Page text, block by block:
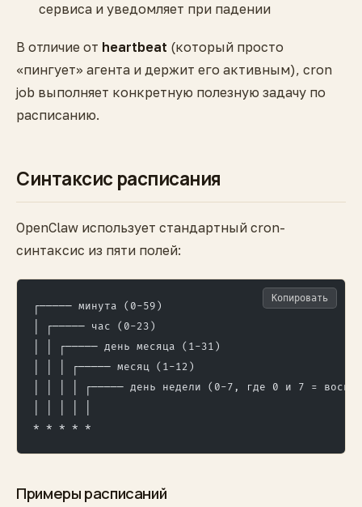
сервиса и уведомляет при падении
В отличие от heartbeat (который просто
«пингует» агента и держит его активным), cron
job выполняет конкретную полезную задачу по
расписанию.
Синтаксис расписания
OpenClaw использует стандартный cron-
синтаксис из пяти полей:
┌───── минута (0-59)
│ ┌───── час (0-23)
│ │ ┌───── день месяца (1-31)
│ │ │ ┌───── месяц (1-12)
│ │ │ │ ┌───── день недели (0-7, где 0 и 7 =
* * * * *
Копировать
Примеры расписаний